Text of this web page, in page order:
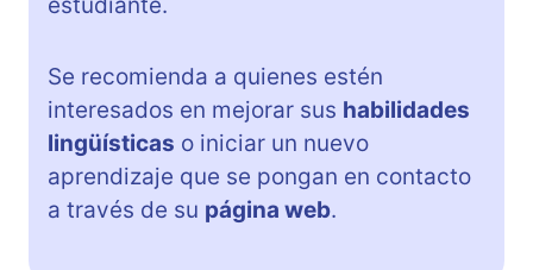
Se recomienda a quienes estén
interesados en mejorar sus habilidades
lingüísticas o iniciar un nuevo
aprendizaje que se pongan en contacto
a través de su página web.